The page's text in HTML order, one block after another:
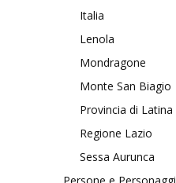
Italia
Lenola
Mondragone
Monte San Biagio
Provincia di Latina
Regione Lazio
Sessa Aurunca
Persone e Personaggi